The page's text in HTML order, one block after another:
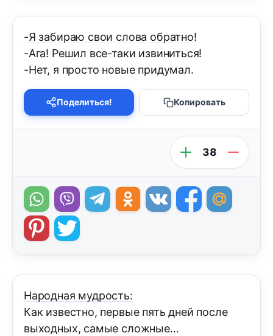
-Я забираю свои слова обратно!
-Ага! Решил все-таки извиниться!
-Нет, я просто новые придумал.
Поделиться! Копировать
38
Народная мудрость:
Как известно, первые пять дней после
выходных, самые сложные…